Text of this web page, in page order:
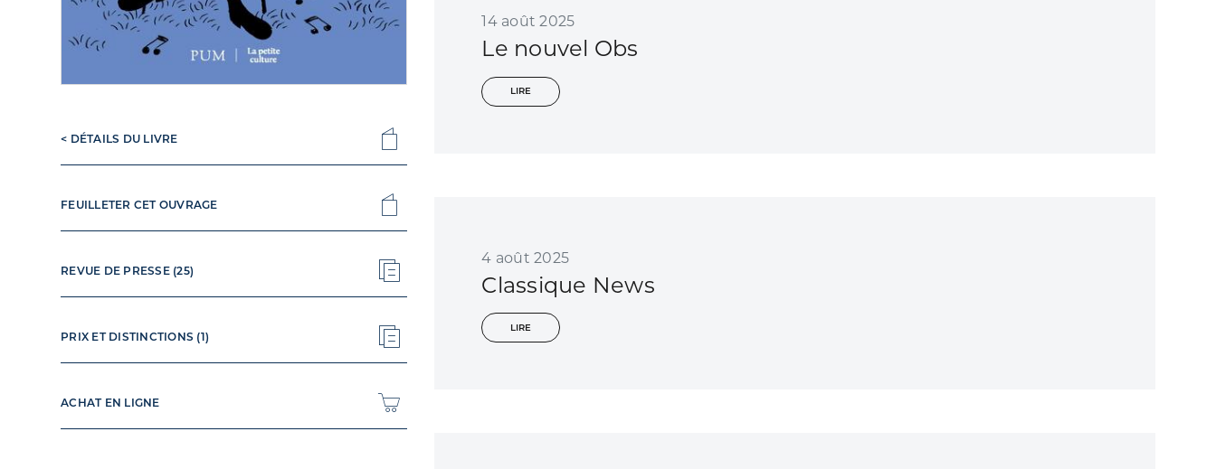
14 août 2025
Le nouvel Obs
LIRE
4 août 2025
Classique News
LIRE
< DÉTAILS DU LIVRE
FEUILLETER CET OUVRAGE
REVUE DE PRESSE (25)
PRIX ET DISTINCTIONS (1)
ACHAT EN LIGNE